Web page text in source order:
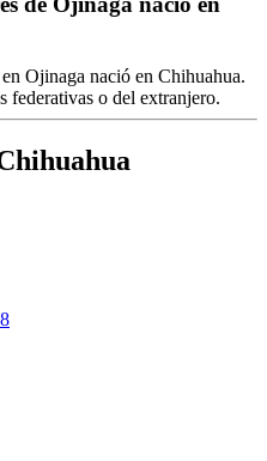
Ojinaga nació en Chihuahua.
federativas o del extranjero.